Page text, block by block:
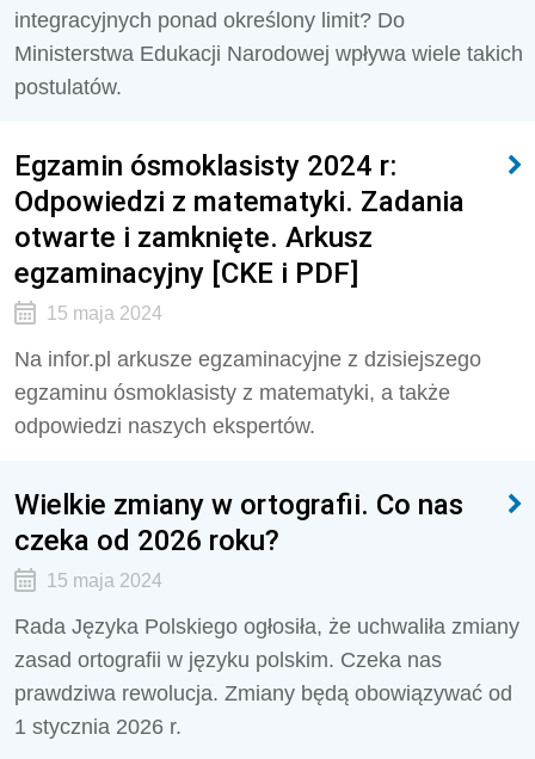
integracyjnych ponad określony limit? Do
Ministerstwa Edukacji Narodowej wpływa wiele takich
postulatów.
Egzamin ósmoklasisty 2024 r:
Odpowiedzi z matematyki. Zadania
otwarte i zamknięte. Arkusz
egzaminacyjny [CKE i PDF]
15 maja 2024
Na infor.pl arkusze egzaminacyjne z dzisiejszego
egzaminu ósmoklasisty z matematyki, a także
odpowiedzi naszych ekspertów.
Wielkie zmiany w ortografii. Co nas
czeka od 2026 roku?
15 maja 2024
Rada Języka Polskiego ogłosiła, że uchwaliła zmiany
zasad ortografii w języku polskim. Czeka nas
prawdziwa rewolucja. Zmiany będą obowiązywać od
1 stycznia 2026 r.